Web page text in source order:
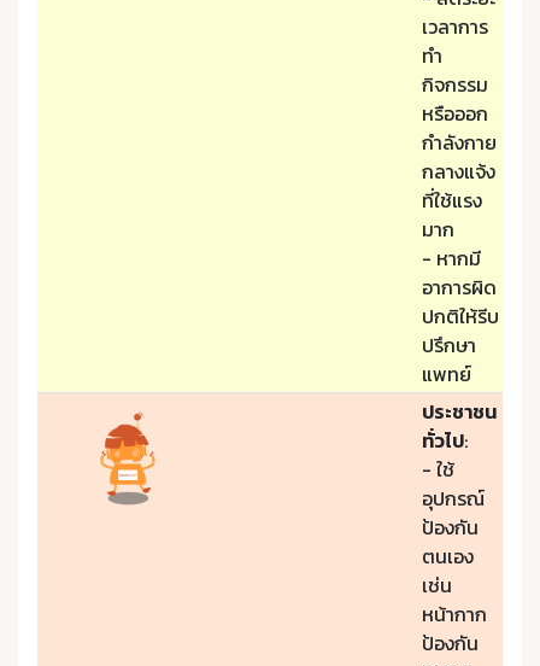
เวลาการ
ทำ
กิจกรรม
หรือออก
กำลังกาย
กลางแจ้ง
ที่ใช้แรง
มาก
- หากมี
อาการผิด
ปกติให้รีบ
ปรึกษา
แพทย์
ประชาชน
ทั่วไป:
- ใช้
อุปกรณ์
ป้องกัน
ตนเอง
เช่น
หน้ากาก
ป้องกัน